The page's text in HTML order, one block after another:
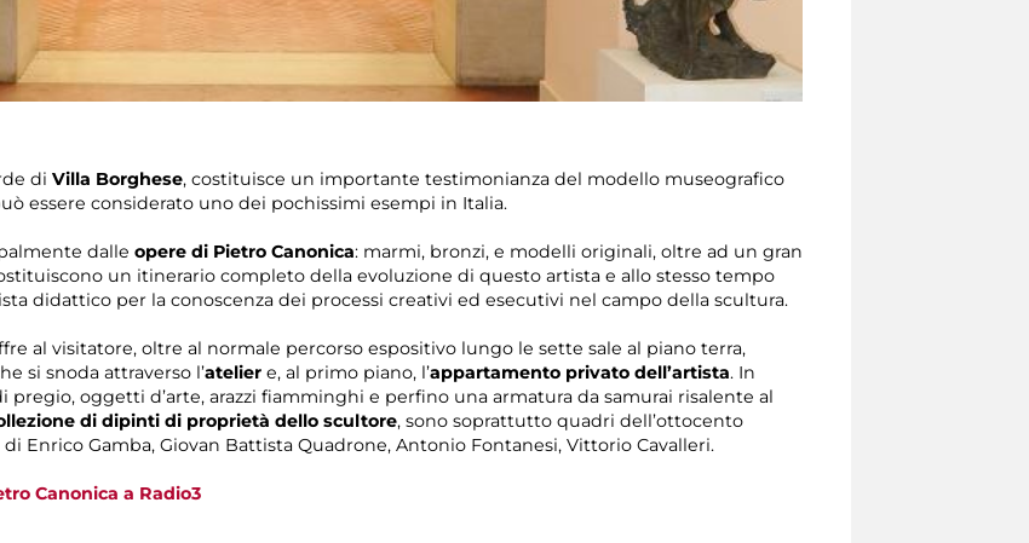
di Villa Borghese, costituisce un importante testimonianza del modello museografico
essere considerato uno dei pochissimi esempi in Italia.
dalle opere di Pietro Canonica: marmi, bronzi, e modelli originali, oltre ad un gran
un itinerario completo della evoluzione di questo artista e allo stesso tempo
didattico per la conoscenza dei processi creativi ed esecutivi nel campo della scultura.
al visitatore, oltre al normale percorso espositivo lungo le sette sale al piano terra,
si snoda attraverso l’atelier e, al primo piano, l’appartamento privato dell’artista. In
pregio, oggetti d’arte, arazzi fiamminghi e perfino una armatura da samurai risalente al
di dipinti di proprietà dello scultore, sono soprattutto quadri dell’ottocento
Enrico Gamba, Giovan Battista Quadrone, Antonio Fontanesi, Vittorio Cavalleri.
Canonica a Radio3